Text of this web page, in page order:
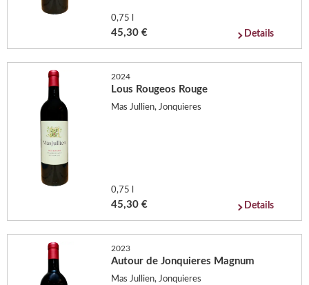
0,75 l
45,30 € Details
2024
Lous Rougeos Rouge
Mas Jullien, Jonquieres
0,75 l
45,30 € Details
2023
Autour de Jonquieres Magnum
Mas Jullien, Jonquieres